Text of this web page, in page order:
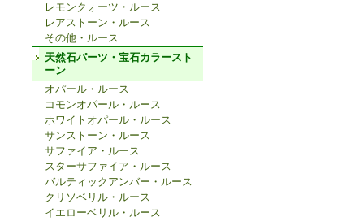
レモンクォーツ・ルース
レアストーン・ルース
その他・ルース
天然石パーツ・宝石カラースト
ーン
オパール・ルース
コモンオパール・ルース
ホワイトオパール・ルース
サンストーン・ルース
サファイア・ルース
スターサファイア・ルース
バルティックアンバー・ルース
クリソベリル・ルース
イエローベリル・ルース